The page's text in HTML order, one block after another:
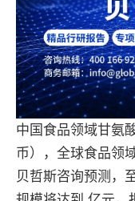
中国食品领域甘氨
币），全球食品领
贝哲斯咨询预测，